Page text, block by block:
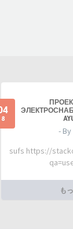
8
-
sufs https://
も